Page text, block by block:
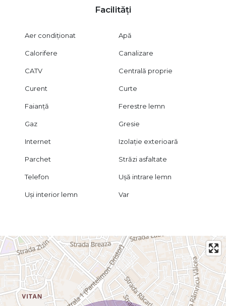
Facilități
Aer condiționat Apă
Calorifere Canalizare
CATV Centrală proprie
Curent Curte
Faianță Ferestre lemn
Gaz Gresie
Internet Izolație exterioară
Parchet Străzi asfaltate
Telefon Ușă intrare lemn
Uși interior lemn Var